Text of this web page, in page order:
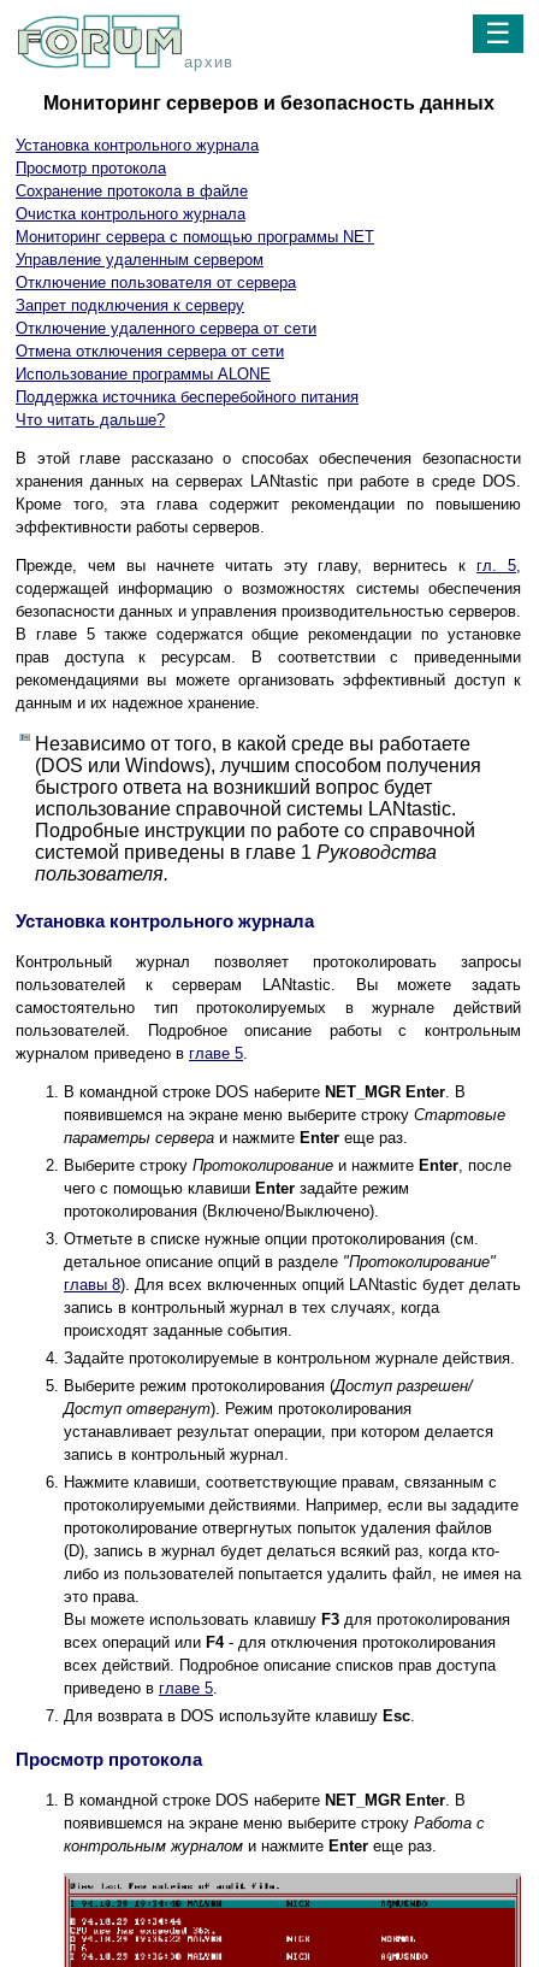
архив
☰
Мониторинг серверов и безопасность данных
Установка контрольного журнала
Просмотр протокола
Сохранение протокола в файле
Очистка контрольного журнала
Мониторинг сервера с помощью программы NET
Управление удаленным сервером
Отключение пользователя от сервера
Запрет подключения к серверу
Отключение удаленного сервера от сети
Отмена отключения сервера от сети
Использование программы ALONE
Поддержка источника бесперебойного питания
Что читать дальше?
В этой главе рассказано о способах обеспечения безопасности
хранения данных на серверах LANtastic при работе в среде DOS.
Кроме того, эта глава содержит рекомендации по повышению
эффективности работы серверов.
Прежде, чем вы начнете читать эту главу, вернитесь кгл. 5,
содержащей информацию о возможностях системы обеспечения
безопасности данных и управления производительностью серверов.
В главе 5 также содержатся общие рекомендации по установке
прав доступа к ресурсам. В соответствии с приведенными
рекомендациями вы можете организовать эффективный доступ к
данным и их надежное хранение.
Независимо от того, в какой среде вы работаете
(DOS или Windows), лучшим способом получения
быстрого ответа на возникший вопрос будет
использование справочной системы LANtastic.
Подробные инструкции по работе со справочной
системой приведены в главе 1 Руководства
пользователя.
Установка контрольного журнала
Контрольный журнал позволяет протоколировать запросы
пользователей к серверам LANtastic. Вы можете задать
самостоятельно тип протоколируемых в журнале действий
пользователей. Подробное описание работы с контрольным
журналом приведено в главе 5.
В командной строке DOS наберите NET_MGR Enter. В
появившемся на экране меню выберите строку Стартовые
параметры сервера и нажмите Enter еще раз.
Выберите строку Протоколирование и нажмите Enter, после
чего с помощью клавиши Enter задайте режим
протоколирования (Включено/Выключено).
Отметьте в списке нужные опции протоколирования (см.
детальное описание опций в разделе "Протоколирование"
главы 8). Для всех включенных опций LANtastic будет делать
запись в контрольный журнал в тех случаях, когда
происходят заданные события.
Задайте протоколируемые в контрольном журнале действия.
Выберите режим протоколирования (Доступ разрешен/
Доступ отвергнут). Режим протоколирования
устанавливает результат операции, при котором делается
запись в контрольный журнал.
Нажмите клавиши, соответствующие правам, связанным с
протоколируемыми действиями. Например, если вы зададите
протоколирование отвергнутых попыток удаления файлов
(D), запись в журнал будет делаться всякий раз, когда кто-
либо из пользователей попытается удалить файл, не имея на
это права.
Вы можете использовать клавишу F3 для протоколирования
всех операций или F4 - для отключения протоколирования
всех действий. Подробное описание списков прав доступа
приведено в главе 5.
Для возврата в DOS используйте клавишу Esc.
Просмотр протокола
В командной строке DOS наберите NET_MGR Enter. В
появившемся на экране меню выберите строку Работа с
контрольным журналом и нажмите Enter еще раз.